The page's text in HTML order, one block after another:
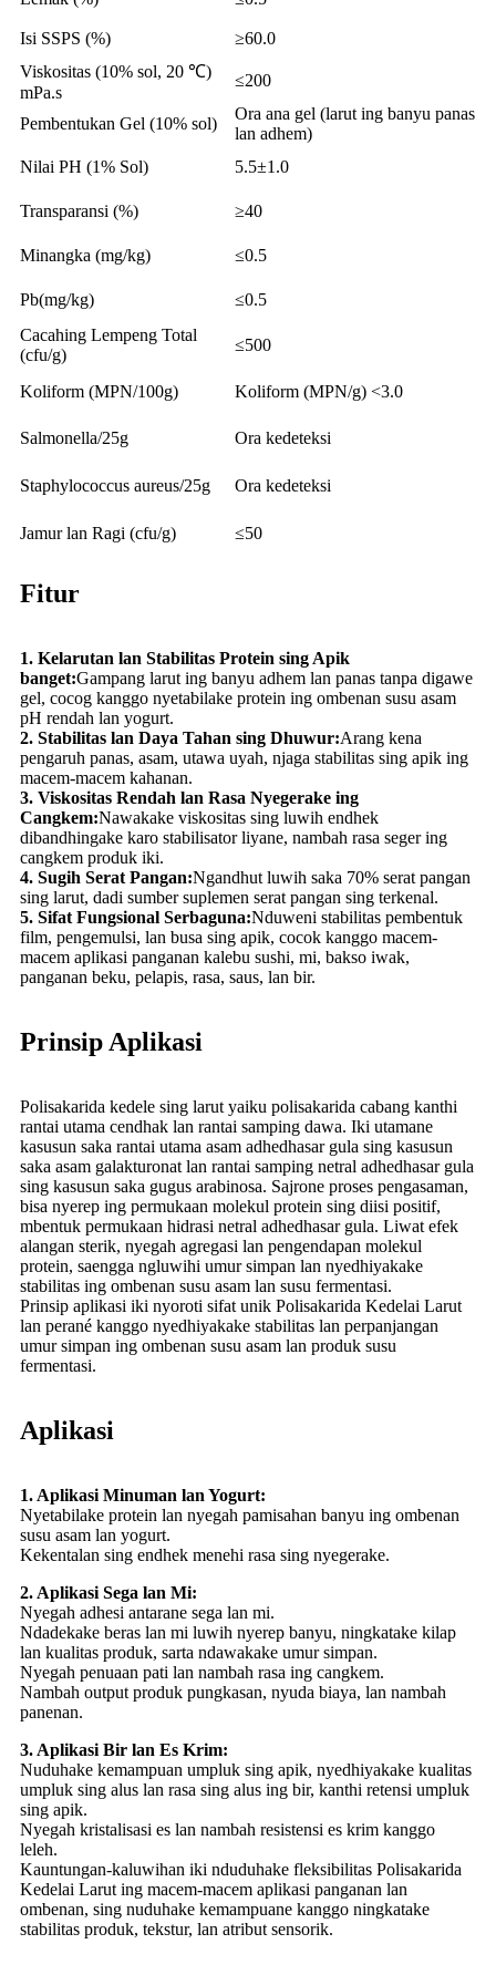
Isi SSPS (%)
≥60.0
Viskositas (10% sol, 20 ℃) ​​
mPa.s
≤200
Pembentukan Gel (10% sol)
Ora ana gel (larut ing banyu panas
lan adhem)
Nilai PH (1% Sol)
5.5±1.0
Transparansi (%) ≥40
Minangka (mg/kg) ≤0.5
Pb(mg/kg)
≤0.5
Cacahing Lempeng Total
(cfu/g)
≤500
Koliform (MPN/100g) Koliform (MPN/g) <3.0
Salmonella/25g Ora kedeteksi
Staphylococcus aureus/25g Ora kedeteksi
Jamur lan Ragi (cfu/g) ≤50
Fitur
1. Kelarutan lan Stabilitas Protein sing Apik
banget:Gampang larut ing banyu adhem lan panas tanpa digawe
gel, cocog kanggo nyetabilake protein ing ombenan susu asam
pH rendah lan yogurt.
2. Stabilitas lan Daya Tahan sing Dhuwur:Arang kena
pengaruh panas, asam, utawa uyah, njaga stabilitas sing apik ing
macem-macem kahanan.
3. Viskositas Rendah lan Rasa Nyegerake ing
Cangkem:Nawakake viskositas sing luwih endhek
dibandhingake karo stabilisator liyane, nambah rasa seger ing
cangkem produk iki.
4. Sugih Serat Pangan:Ngandhut luwih saka 70% serat pangan
sing larut, dadi sumber suplemen serat pangan sing terkenal.
5. Sifat Fungsional Serbaguna:Nduweni stabilitas pembentuk
film, pengemulsi, lan busa sing apik, cocok kanggo macem-
macem aplikasi panganan kalebu sushi, mi, bakso iwak,
panganan beku, pelapis, rasa, saus, lan bir.
Prinsip Aplikasi
Polisakarida kedele sing larut yaiku polisakarida cabang kanthi
rantai utama cendhak lan rantai samping dawa. Iki utamane
kasusun saka rantai utama asam adhedhasar gula sing kasusun
saka asam galakturonat lan rantai samping netral adhedhasar gula
sing kasusun saka gugus arabinosa. Sajrone proses pengasaman,
bisa nyerep ing permukaan molekul protein sing diisi positif,
mbentuk permukaan hidrasi netral adhedhasar gula. Liwat efek
alangan sterik, nyegah agregasi lan pengendapan molekul
protein, saengga ngluwihi umur simpan lan nyedhiyakake
stabilitas ing ombenan susu asam lan susu fermentasi.
Prinsip aplikasi iki nyoroti sifat unik Polisakarida Kedelai Larut
lan perané kanggo nyedhiyakake stabilitas lan perpanjangan
umur simpan ing ombenan susu asam lan produk susu
fermentasi.
Aplikasi
1. Aplikasi Minuman lan Yogurt:
Nyetabilake protein lan nyegah pamisahan banyu ing ombenan
susu asam lan yogurt.
Kekentalan sing endhek menehi rasa sing nyegerake.
2. Aplikasi Sega lan Mi:
Nyegah adhesi antarane sega lan mi.
Ndadekake beras lan mi luwih nyerep banyu, ningkatake kilap
lan kualitas produk, sarta ndawakake umur simpan.
Nyegah penuaan pati lan nambah rasa ing cangkem.
Nambah output produk pungkasan, nyuda biaya, lan nambah
panenan.
3. Aplikasi Bir lan Es Krim:
Nuduhake kemampuan umpluk sing apik, nyedhiyakake kualitas
umpluk sing alus lan rasa sing alus ing bir, kanthi retensi umpluk
sing apik.
Nyegah kristalisasi es lan nambah resistensi es krim kanggo
leleh.
Kauntungan-kaluwihan iki nduduhake fleksibilitas Polisakarida
Kedelai Larut ing macem-macem aplikasi panganan lan
ombenan, sing nuduhake kemampuane kanggo ningkatake
stabilitas produk, tekstur, lan atribut sensorik.